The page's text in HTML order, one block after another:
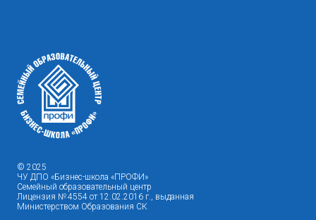
© 2025
ЧУ ДПО «Бизнес-школа «ПРОФИ»
Семейный образовательный центр
Лицензия № 4554 от 12.02.2016 г., выданная
Министерством Образования СК